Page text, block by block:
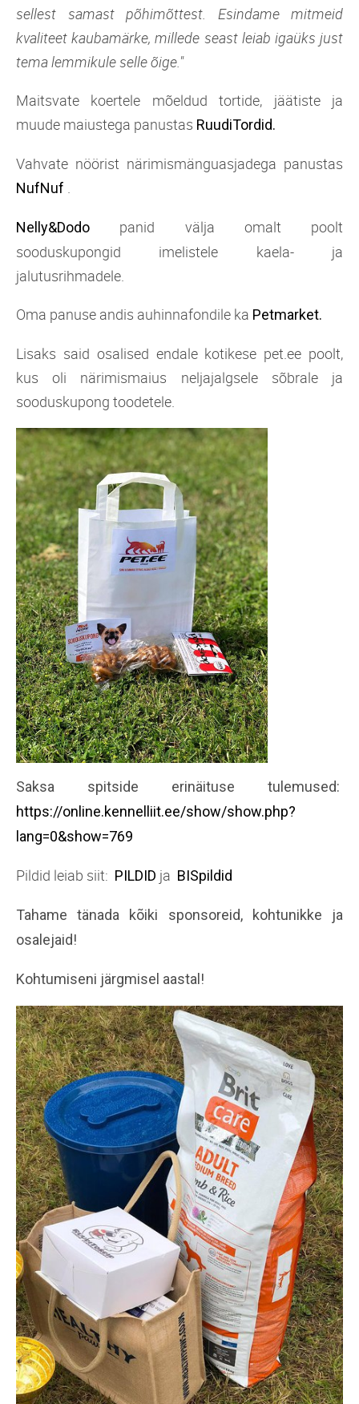
sellest samast põhimõttest. Esindame mitmeid
kvaliteet kaubamärke, millede seast leiab igaüks just
tema lemmikule selle õige."
Maitsvate koertele mõeldud tortide, jäätiste ja
muude maiustega panustas RuudiTordid.
Vahvate nöörist närimismänguasjadega panustas
NufNuf
Nelly&Dodo
panid välja omalt poolt
sooduskupongid imelistele kaela- ja
jalutusrihmadele.
Oma panuse andis auhinnafondile ka Petmarket.
Lisaks said osalised endale kotikese pet.ee poolt,
kus oli närimismaius neljajalgsele sõbrale ja
sooduskupong toodetele.
Saksa spitside erinäituse tulemused:
https://online.kennelliit.ee/show/show.php?
lang=0&show=769
Pildid leiab siit: PILDID ja BISpildid
Tahame tänada kõiki sponsoreid, kohtunikke ja
osalejaid!
Kohtumiseni järgmisel aastal!